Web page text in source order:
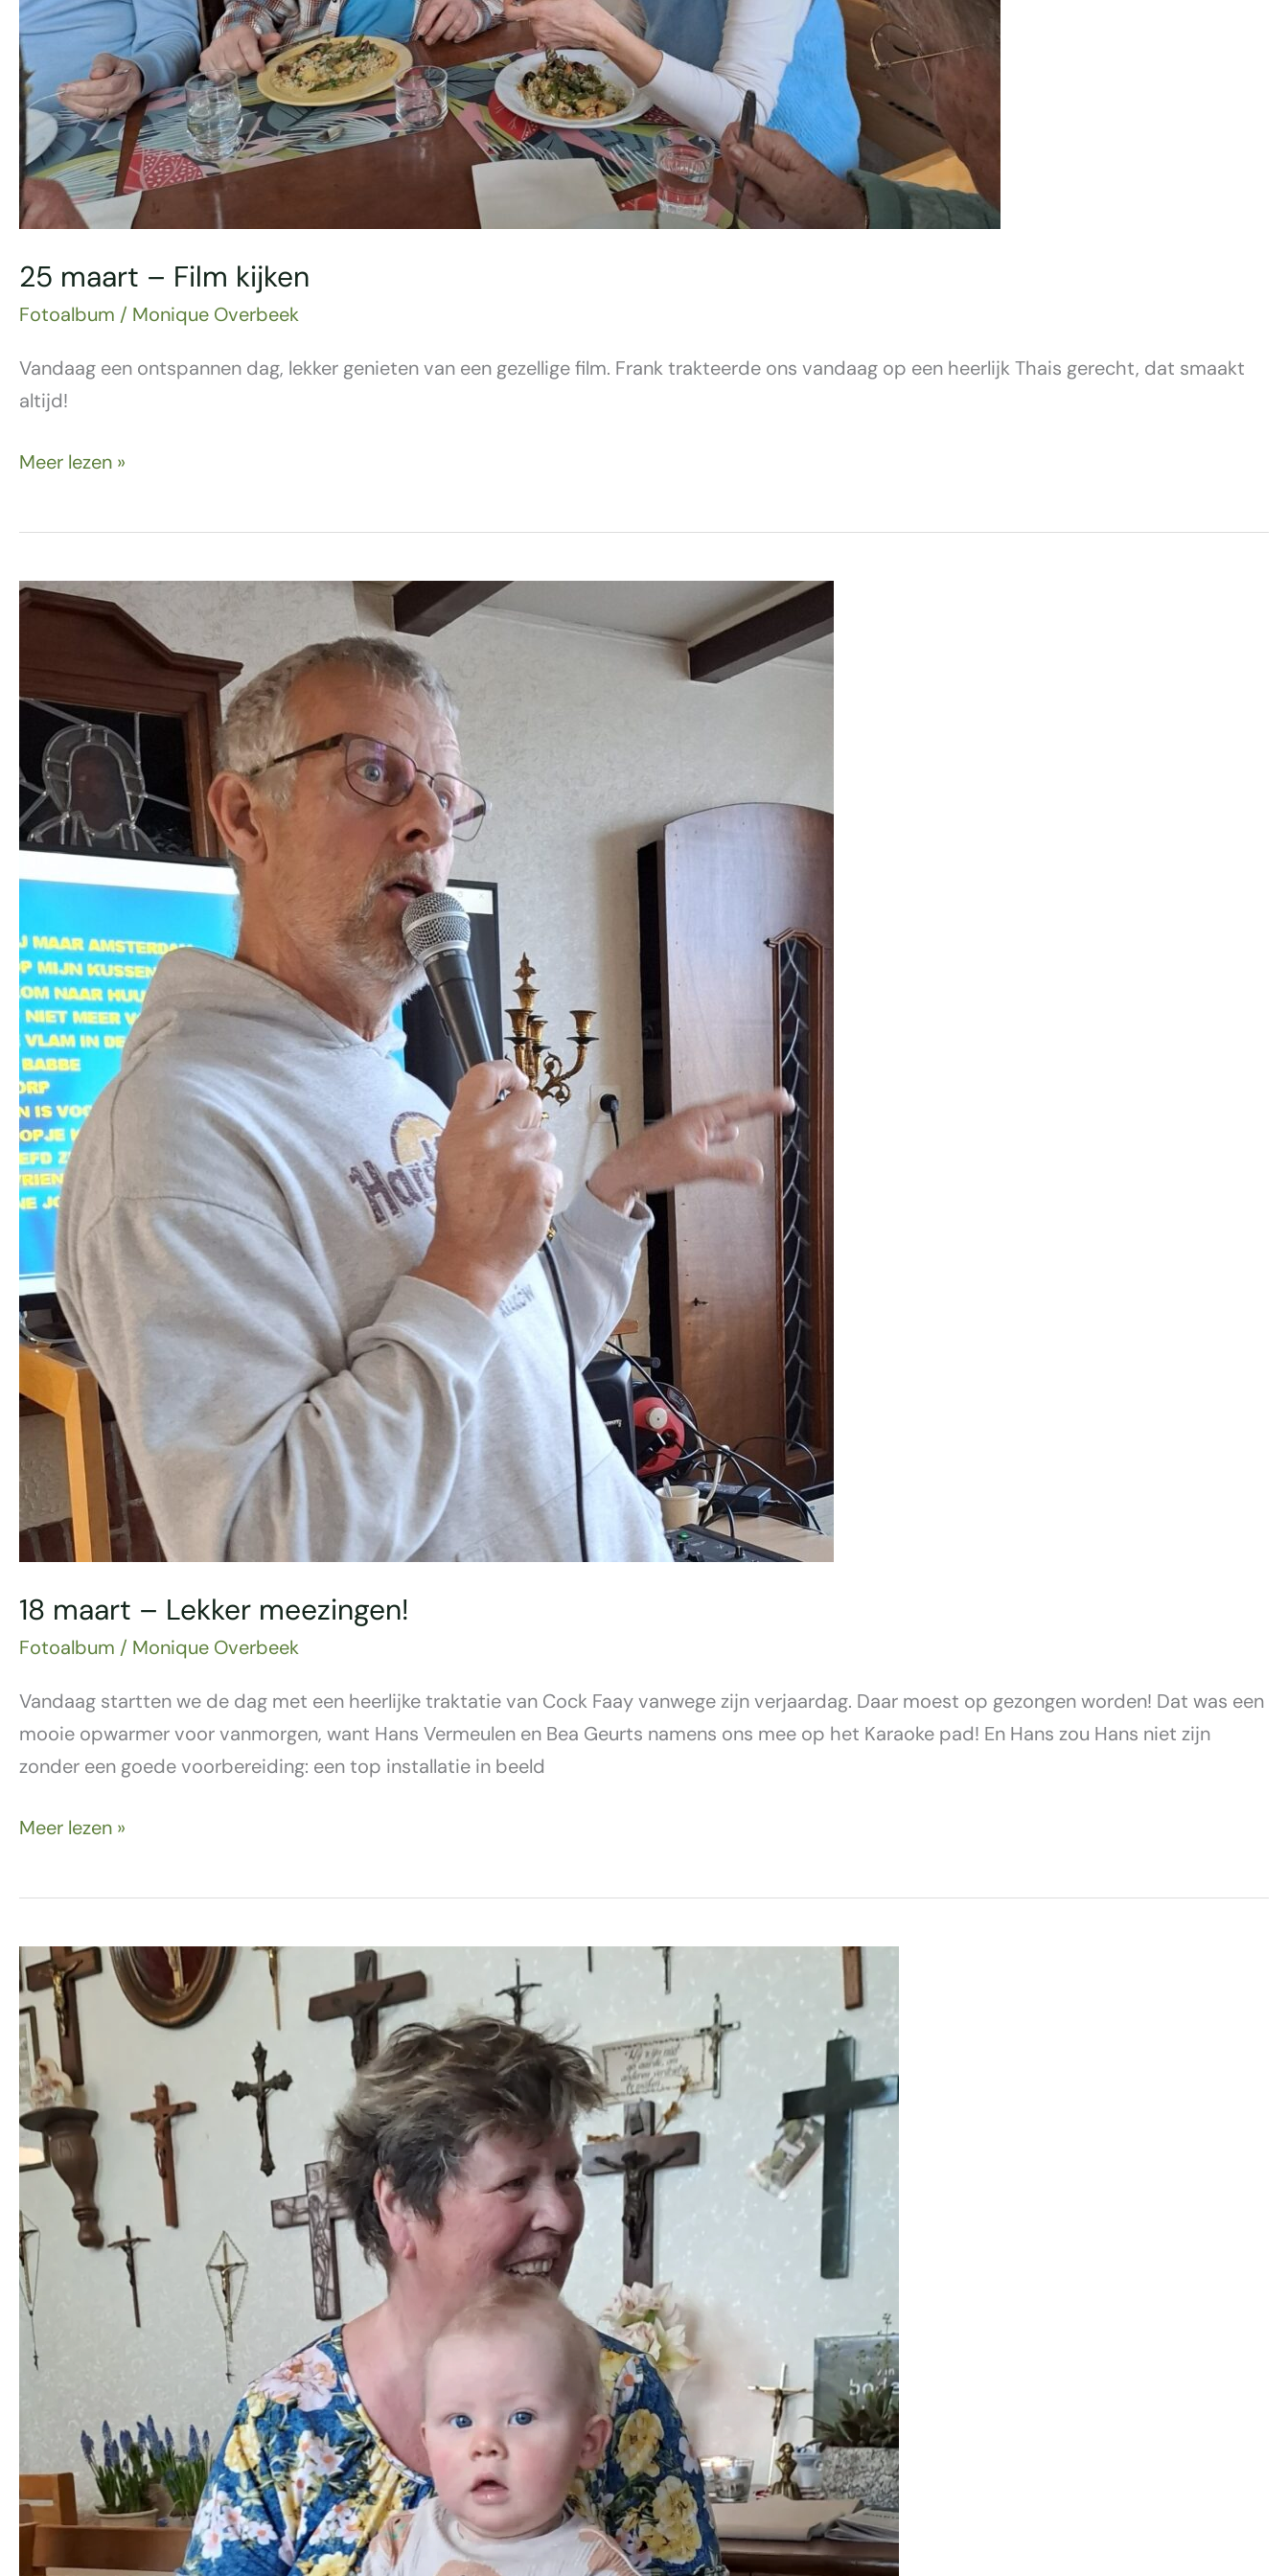
25 maart – Film kijken
Fotoalbum / Monique Overbeek
Vandaag een ontspannen dag, lekker genieten van een gezellige film. Frank trakteerde ons vandaag op een heerlijk Thais gerecht, dat smaakt
altijd!
Meer lezen »
18 maart – Lekker meezingen!
Fotoalbum / Monique Overbeek
Vandaag startten we de dag met een heerlijke traktatie van Cock Faay vanwege zijn verjaardag. Daar moest op gezongen worden! Dat was een
mooie opwarmer voor vanmorgen, want Hans Vermeulen en Bea Geurts namens ons mee op het Karaoke pad! En Hans zou Hans niet zijn
zonder een goede voorbereiding: een top installatie in beeld
18
Lekker
meezingen!
Meer lezen »
11
maart
–
Een
feestelijke
ochtend!